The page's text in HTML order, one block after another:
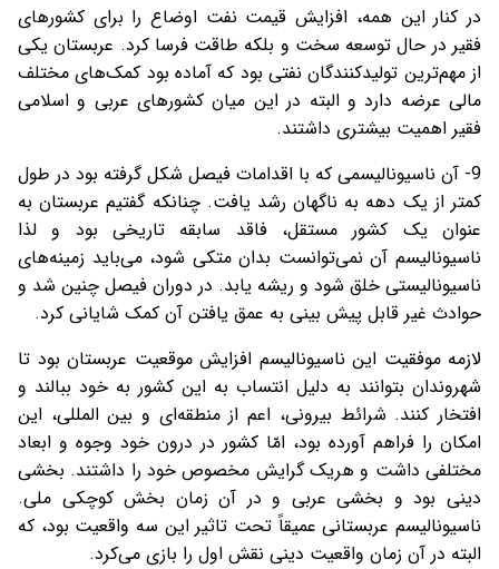
در کنار این همه، افزایش قیمت نفت اوضاع را برای کشورهای
فقیر در حال توسعه سخت و بلکه طاقت فرسا کرد. عربستان یکی
از مهم‌ترین تولیدکنندگان نفتی بود که آماده بود کمک‌های مختلف
مالی عرضه دارد و البته در این میان کشورهای عربی و اسلامی
فقیر اهمیت بیشتری داشتند.
9- آن ناسیونالیسمی که با اقدامات فیصل شکل گرفته بود در طول
کمتر از یک دهه به ناگهان رشد یافت. چنانکه گفتیم عربستان به
عنوان یک کشور مستقل، فاقد سابقه تاریخی بود و لذا
ناسیونالیسم آن نمی‌توانست بدان متکی شود‌، می‌باید زمینه‌های
ناسیونالیستی خلق شود و ریشه یابد. در دوران فیصل چنین شد و
حوادث غیر قابل پیش بینی به عمق یافتن آن کمک شایانی کرد.
لازمه موفقیت این ناسیونالیسم افزایش موقعیت عربستان بود تا
شهروندان بتوانند به دلیل انتساب به این کشور به خود ببالند و
افتخار کنند. شرائط بیرونی، اعم از منطقه‌ای و بین المللی، این
امکان را فراهم آورده بود، امّا کشور در درون خود وجوه و ابعاد
مختلفی داشت و هریک گرایش مخصوص خود را داشتند. بخشی
دینی بود و بخشی عربی و در آن زمان بخش کوچکی ملی.
ناسیونالیسم عربستانی عمیقاً تحت تاثیر این سه واقعیت بود، که
البته در آن زمان واقعیت دینی نقش اول را بازی می‌کرد.